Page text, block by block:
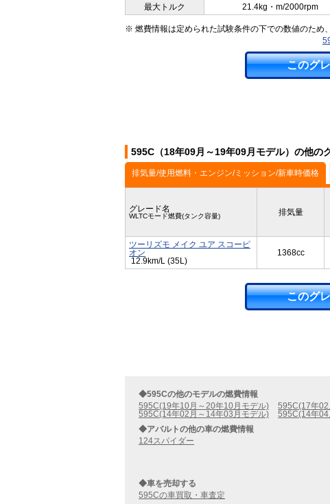
最大トルク
21.4kg・m/2000rpm
※ 燃費情報は定められた試験条件の下での数値のため
このグ
595C（18年09月～19年09月モデル）の他の
排気量/使用燃料・エンジン/ミッション/新車時価格
グレード名
WLTCモード燃費(タンク容量) 排気量
ツーリズモ メイク ユア スコーピ
オン
12.9km/L (35L)
1368cc
このグ
◆595Cの他のモデルの燃費情報
595C(19年10月～20年10月モデル)
595C(17年
595C(14年02月～14年03月モデル)
595C(14年
◆アバルトの他の車の燃費情報
124スパイダー
◆車を売却する
595Cの車買取・車査定